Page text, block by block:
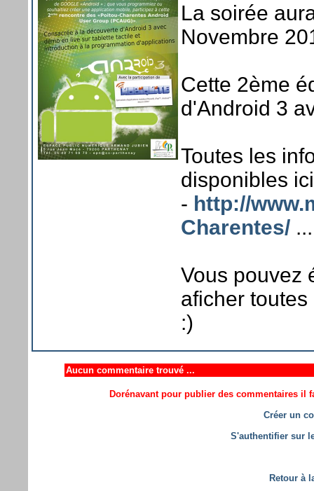
La soirée
Novembre
Cette 2ème
d'Android 3
Toutes les
disponibles
- http://
Charentes/ ...
Vous pouvez
aficher
:)
Aucun commentaire trouvé ...
Dorénavant pour publier des commentaires il
Créer un
S'authentifier sur
Retour à